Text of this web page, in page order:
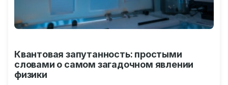
Квантовая запутанность: простыми
словами о самом загадочном явлении
физики